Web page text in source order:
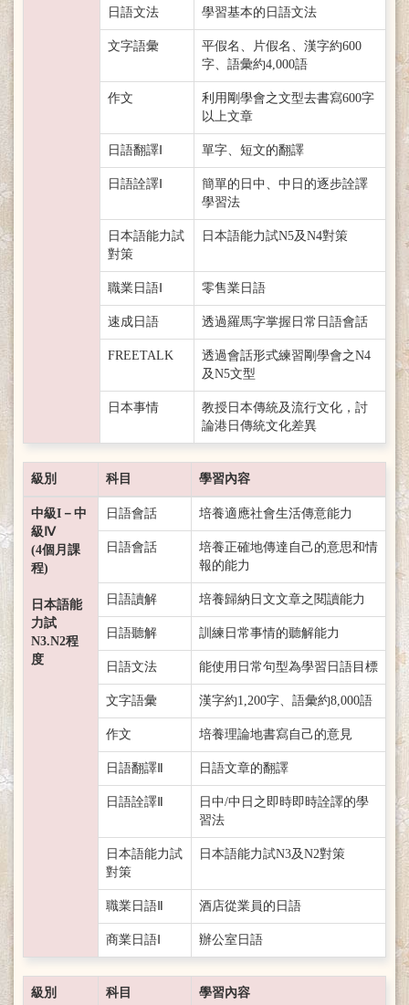
日語文法 學習基本的日語文法
文字語彙
平假名、片假名、漢字約600
字、語彙約4,000語
作文
利用剛學會之文型去書寫600字
以上文章
日語翻譯Ⅰ 單字、短文的翻譯
日語詮譯Ⅰ
簡單的日中、中日的逐步詮譯
學習法
日本語能力試
對策
日本語能力試N5及N4對策
職業日語Ⅰ 零售業日語
速成日語 透過羅馬字掌握日常日語會話
FREETALK
透過會話形式練習剛學會之N4
及N5文型
日本事情
教授日本傳統及流行文化，討
論港日傳統文化差異
級別 科目 學習內容
中級I－中
級Ⅳ
(4個月課
程)
日本語能
力試
N3.N2程
度
日語會話 培養適應社會生活傳意能力
日語會話
培養正確地傳達自己的意思和情
報的能力
日語讀解 培養歸納日文文章之閱讀能力
日語聽解 訓練日常事情的聽解能力
日語文法 能使用日常句型為學習日語目標
文字語彙 漢字約1,200字、語彙約8,000語
作文 培養理論地書寫自己的意見
日語翻譯Ⅱ 日語文章的翻譯
日語詮譯Ⅱ
日中/中日之即時即時詮譯的學
習法
日本語能力試
對策
日本語能力試N3及N2對策
職業日語Ⅱ 酒店從業員的日語
商業日語Ⅰ 辦公室日語
級別 科目 學習內容